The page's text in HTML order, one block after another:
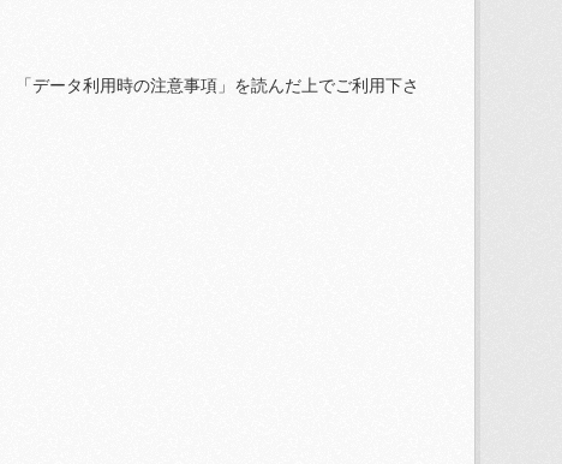
データ利用時の注意事項」を読んだ上でご利用下さ